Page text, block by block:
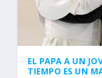
EL PAPA A UN
TIEMPO ES UN